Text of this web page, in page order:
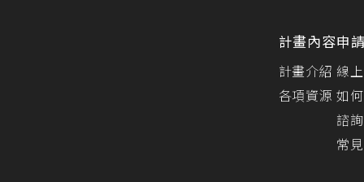
計畫內容
計畫介紹
各項資源
申
線
如
諮
常